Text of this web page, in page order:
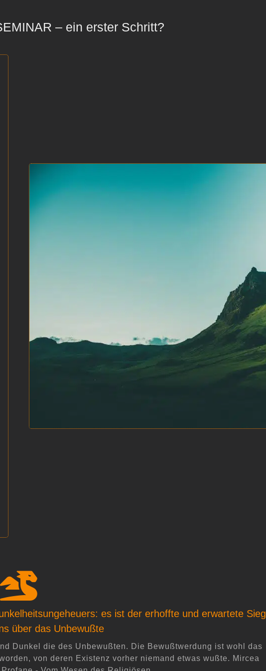
– ein erster Schritt?
es ist der erhoffte und erwartete Sieg
über das Unbewußte
Dunkel die des Unbewußten. Die Bewußtwerdung ist wohl das
von deren Existenz vorher niemand etwas wußte. Mircea
ES LOHNT SICH!
Liebe und Aufmerksamkeit begleitet gefühlt.
Boden, den Ihr geschaffen habt.